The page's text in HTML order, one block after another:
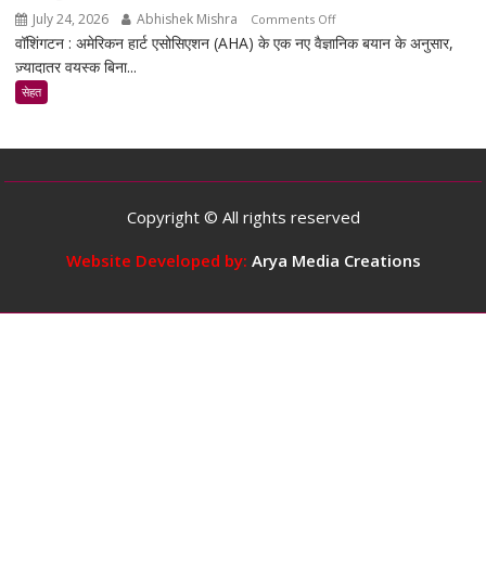
है
July 24, 2026 Abhishek Mishra Comments Offon
स्टडी
लिए
5
वॉशिंगटन : अमेरिकन हार्ट एसोसिएशन (AHA) के एक नए वैज्ञानिक बयान के अनुसार,
ज़्यादातर वयस्क बिना...
सेहत
Copyright © All rights reserved
Website Developed by: Arya Media Creations